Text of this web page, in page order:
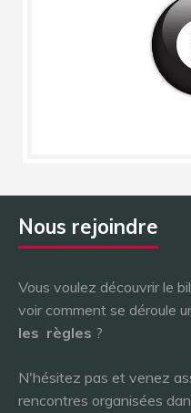
Nous rejoindre
Vous voulez découvrir le
voir comment se déroule
les règles ?
N'hésitez pas et venez
rencontres organisées